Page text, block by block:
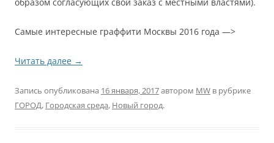
Самые интересные граффити Москвы 2016 года —>
Читать далее →
Запись опубликована 16 января, 2017автором MW в рубрике
ГОРОД, Городская среда, Новый город.